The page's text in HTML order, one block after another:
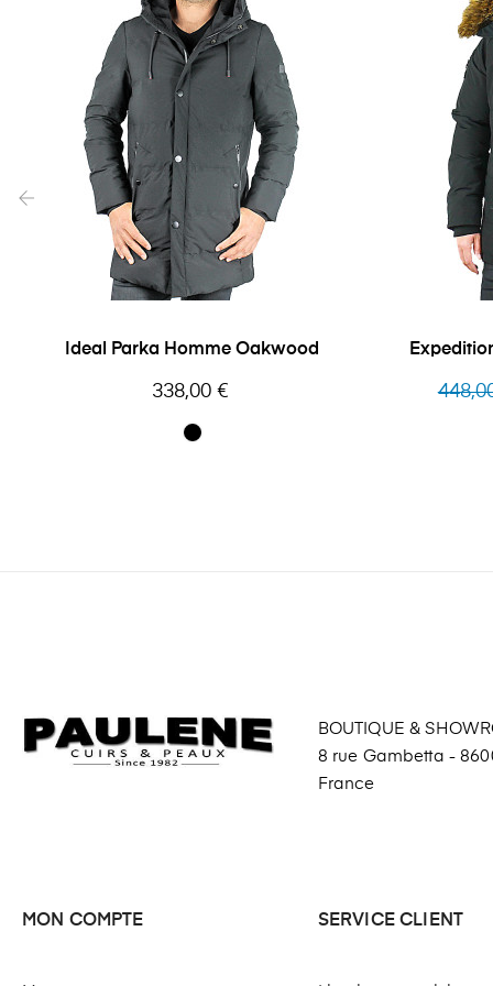
Ideal Parka Homme Oakwood
Prix
338,00 €
Prix
BOUTIQUE &
8 rue Gambetta -
France
MON COMPTE SERVICE CLIENT